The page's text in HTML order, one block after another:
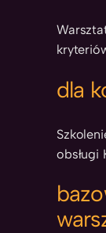
dla
obsługi